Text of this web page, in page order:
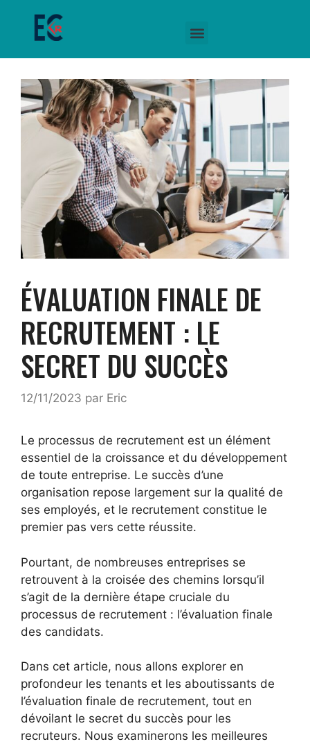
ÉVALUATION FINALE DE
RECRUTEMENT : LE
SECRET DU SUCCÈS
12/11/2023 par Eric
Le processus de recrutement est un élément
essentiel de la croissance et du développement
de toute entreprise. Le succès d’une
organisation repose largement sur la qualité de
ses employés, et le recrutement constitue le
premier pas vers cette réussite.
Pourtant, de nombreuses entreprises se
retrouvent à la croisée des chemins lorsqu’il
s’agit de la dernière étape cruciale du
processus de recrutement : l’évaluation finale
des candidats.
Dans cet article, nous allons explorer en
profondeur les tenants et les aboutissants de
l’évaluation finale de recrutement, tout en
dévoilant le secret du succès pour les
recruteurs. Nous examinerons les meilleures